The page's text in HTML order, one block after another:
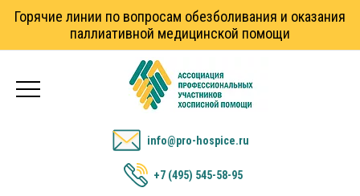
Горячие линии по вопросам обезболивания и оказания
паллиативной медицинской помощи
info@pro-hospice.ru
+7 (495) 545-58-95